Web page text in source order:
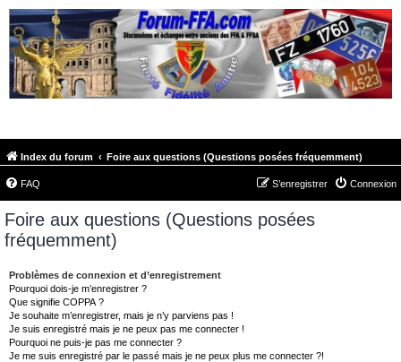
Index du forum Foire aux questions (Questions posées fréquemment)
FAQ Connexion
S’enregistrer
Foire aux questions (Questions posées
fréquemment)
Problèmes de connexion et d’enregistrement
Pourquoi dois-je m’enregistrer ?
Que signifie COPPA ?
Je souhaite m’enregistrer, mais je n’y parviens pas !
Je suis enregistré mais je ne peux pas me connecter !
Pourquoi ne puis-je pas me connecter ?
Je me suis enregistré par le passé mais je ne peux plus me connecter ?!